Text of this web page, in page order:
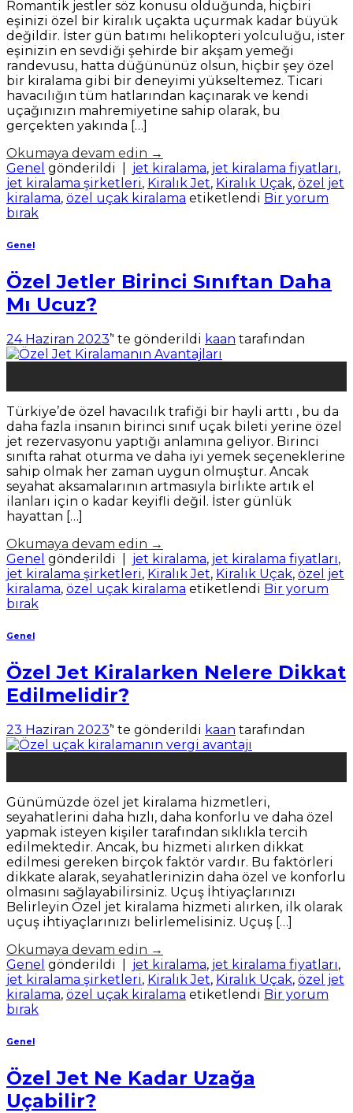
Romantik jestler söz konusu olduğunda, hiçbiri
eşinizi özel bir kiralık uçakta uçurmak kadar büyük
değildir. İster gün batımı helikopteri yolculuğu, ister
eşinizin en sevdiği şehirde bir akşam yemeği
randevusu, hatta düğününüz olsun, hiçbir şey özel
bir kiralama gibi bir deneyimi yükseltemez. Ticari
havacılığın tüm hatlarından kaçınarak ve kendi
uçağınızın mahremiyetine sahip olarak, bu
gerçekten yakında […]
Okumaya devam edin →
Genel gönderildi jet kiralama, jet kiralama fiyatları,
jet kiralama şirketleri, Kiralık Jet, Kiralık Uçak, özel jet
kiralama, özel uçak kiralama etiketlendi Bir yorum
bırak
Genel
Özel Jetler Birinci Sınıftan Daha
Mı Ucuz?
24 Haziran 2023’' te gönderildi kaan tarafından
Türkiye’de özel havacılık trafiği bir hayli arttı , bu da
daha fazla insanın birinci sınıf uçak bileti yerine özel
jet rezervasyonu yaptığı anlamına geliyor. Birinci
sınıfta rahat oturma ve daha iyi yemek seçeneklerine
sahip olmak her zaman uygun olmuştur. Ancak
seyahat aksamalarının artmasıyla birlikte artık el
ilanları için o kadar keyifli değil. İster günlük
hayattan […]
Okumaya devam edin →
Genel gönderildi jet kiralama, jet kiralama fiyatları,
jet kiralama şirketleri, Kiralık Jet, Kiralık Uçak, özel jet
kiralama, özel uçak kiralama etiketlendi Bir yorum
bırak
Genel
Özel Jet Kiralarken Nelere Dikkat
Edilmelidir?
23 Haziran 2023’' te gönderildi kaan tarafından
Günümüzde özel jet kiralama hizmetleri,
seyahatlerini daha hızlı, daha konforlu ve daha özel
yapmak isteyen kişiler tarafından sıklıkla tercih
edilmektedir. Ancak, bu hizmeti alırken dikkat
edilmesi gereken birçok faktör vardır. Bu faktörleri
dikkate alarak, seyahatlerinizin daha özel ve konforlu
olmasını sağlayabilirsiniz. Uçuş İhtiyaçlarınızı
Belirleyin Özel jet kiralama hizmeti alırken, ilk olarak
uçuş ihtiyaçlarınızı belirlemelisiniz. Uçuş […]
Okumaya devam edin →
Genel gönderildi jet kiralama, jet kiralama fiyatları,
jet kiralama şirketleri, Kiralık Jet, Kiralık Uçak, özel jet
kiralama, özel uçak kiralama etiketlendi Bir yorum
bırak
Genel
Özel Jet Ne Kadar Uzağa
Uçabilir?